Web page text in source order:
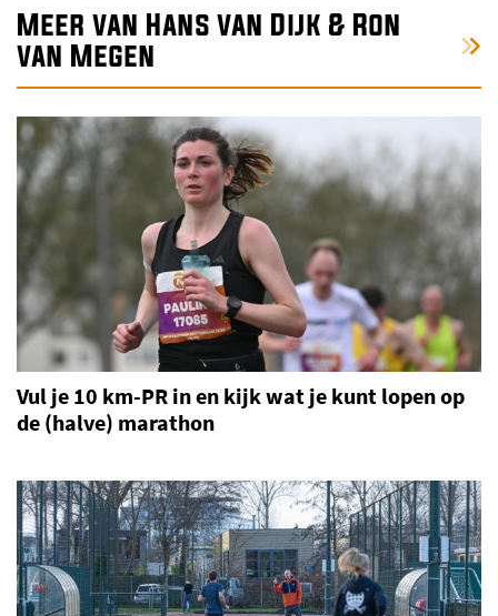
Meer van Hans van Dijk & Ron
van Megen
Vul je 10 km-PR in en kijk wat je kunt lopen op
de (halve) marathon